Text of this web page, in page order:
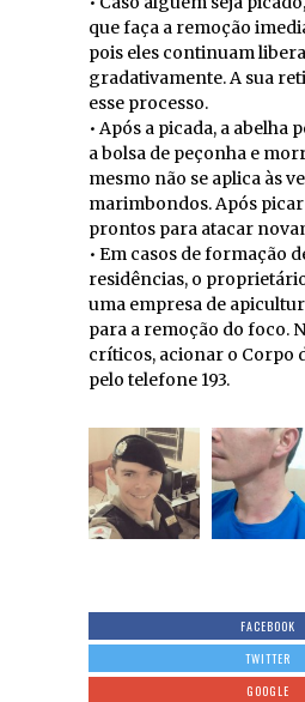
que faça a remoção
pois eles continuam
gradativamente. A sua
esse processo.
• Após a picada, a abelha
a bolsa de peçonha e
mesmo não se aplica às
marimbondos. Após picar
prontos para atacar
• Em casos de formação
residências, o
uma empresa de
para a remoção do foco.
críticos, acionar o Corpo
pelo telefone 193.
FACEBOOK
TWITTER
GOOGLE